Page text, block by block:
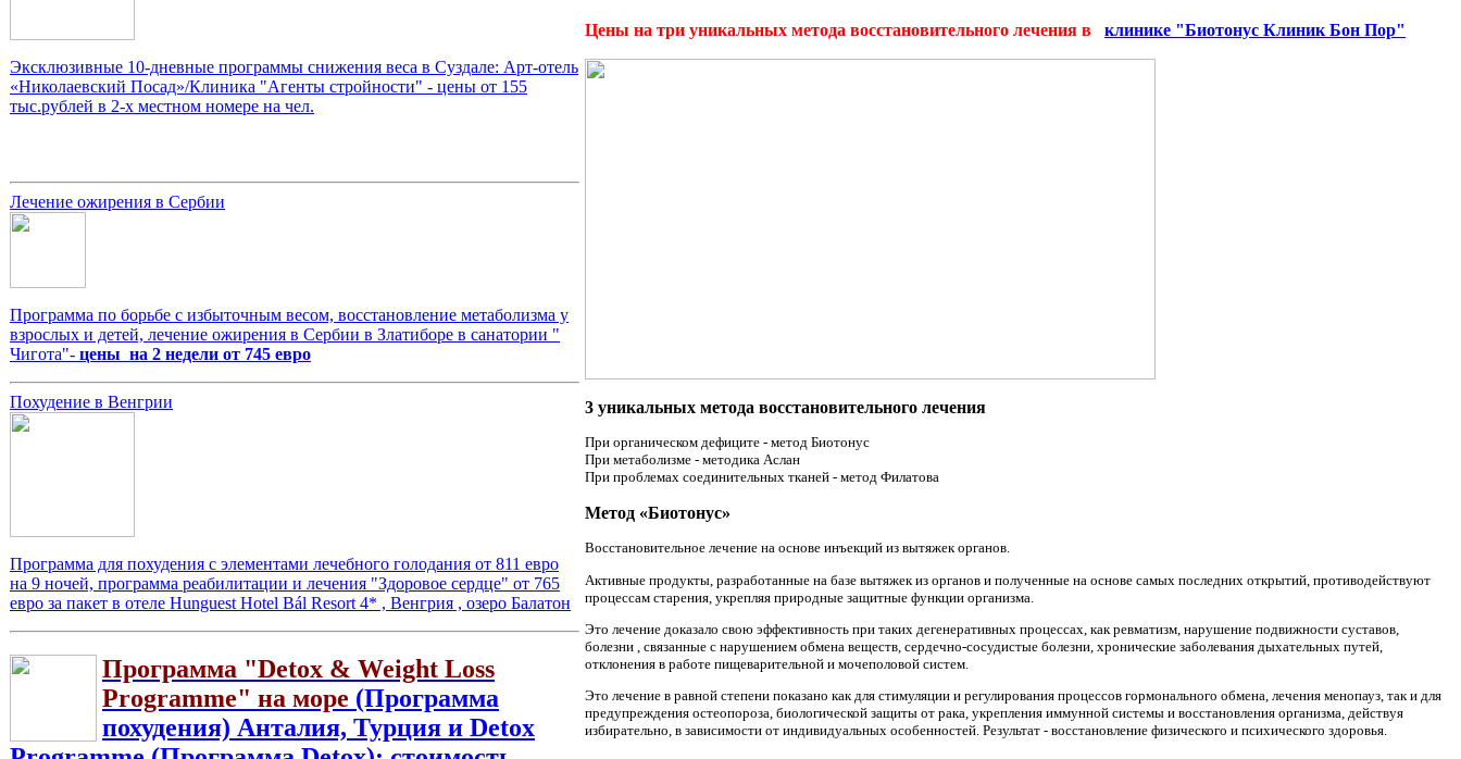
Эксклюзивные 10-дневные программы снижения веса в Суздале: Арт-отель
«Николаевский Посад»/Клиника "Агенты стройности" - цены от 155
тыс.рублей в 2-х местном номере на чел.
Лечение ожирения в Сербии
Программа по борьбе с избыточным весом, восстановление метаболизма у
взрослых и детей, лечение ожирения в Сербии в Златиборе в санатории "
Чигота"- цены на 2 недели от 745 евро
Похудение в Венгрии
Программа для похудения с элементами лечебного голодания от 811 евро
на 9 ночей, программа реабилитации и лечения "Здоровое сердце" от 765
евро за пакет в отеле Hunguest Hotel Bál Resort 4* , Венгрия , озеро Балатон
Программа "Detox & Weight Loss
Programme" на море (Программа
похудения) Анталия, Турция и Detox
Цены на три уникальных метода восстановительного лечения в клинике "Биотонус Клиник Бон Пор"
3 уникальных метода восстановительного лечения
При органическом дефиците - метод Биотонус
При метаболизме - методика Аслан
При проблемах соединительных тканей - метод Филатова
Метод «Биотонус»
Восстановительное лечение на основе инъекций из вытяжек органов.
Активные продукты, разработанные на базе вытяжек из органов и полученные на основе самых последних открытий, противодействуют
процессам старения, укрепляя природные защитные функции организма.
Это лечение доказало свою эффективность при таких дегенеративных процессах, как ревматизм, нарушение подвижности суставов,
болезни , связанные с нарушением обмена веществ, сердечно-сосудистые болезни, хронические заболевания дыхательных путей,
отклонения в работе пищеварительной и мочеполовой систем.
Это лечение в равной степени показано как для стимуляции и регулирования процессов гормонального обмена, лечения менопауз, так и для
предупреждения остеопороза, биологической защиты от рака, укрепления иммунной системы и восстановления организма, действуя
избирательно, в зависимости от индивидуальных особенностей. Результат - восстановление физического и психического здоровья.